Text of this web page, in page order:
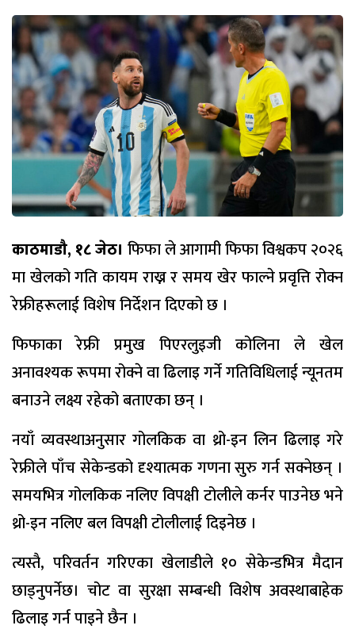
काठमाडौ, १८ जेठ। फिफा ले आगामी फिफा विश्वकप २०२६
मा खेलको गति कायम राख्न र समय खेर फाल्ने प्रवृत्ति रोक्न
रेफ्रीहरूलाई विशेष निर्देशन दिएको छ ।
फिफाका रेफ्री प्रमुख पिएरलुइजी कोलिना ले खेल
अनावश्यक रूपमा रोक्ने वा ढिलाइ गर्ने गतिविधिलाई न्यूनतम
बनाउने लक्ष्य रहेको बताएका छन् ।
नयाँ व्यवस्थाअनुसार गोलकिक वा थ्रो-इन लिन ढिलाइ गरे
रेफ्रीले पाँच सेकेन्डको दृश्यात्मक गणना सुरु गर्न सक्नेछन् ।
समयभित्र गोलकिक नलिए विपक्षी टोलीले कर्नर पाउनेछ भने
थ्रो-इन नलिए बल विपक्षी टोलीलाई दिइनेछ ।
त्यस्तै, परिवर्तन गरिएका खेलाडीले १० सेकेन्डभित्र मैदान
छाड्नुपर्नेछ। चोट वा सुरक्षा सम्बन्धी विशेष अवस्थाबाहेक
ढिलाइ गर्न पाइने छैन ।